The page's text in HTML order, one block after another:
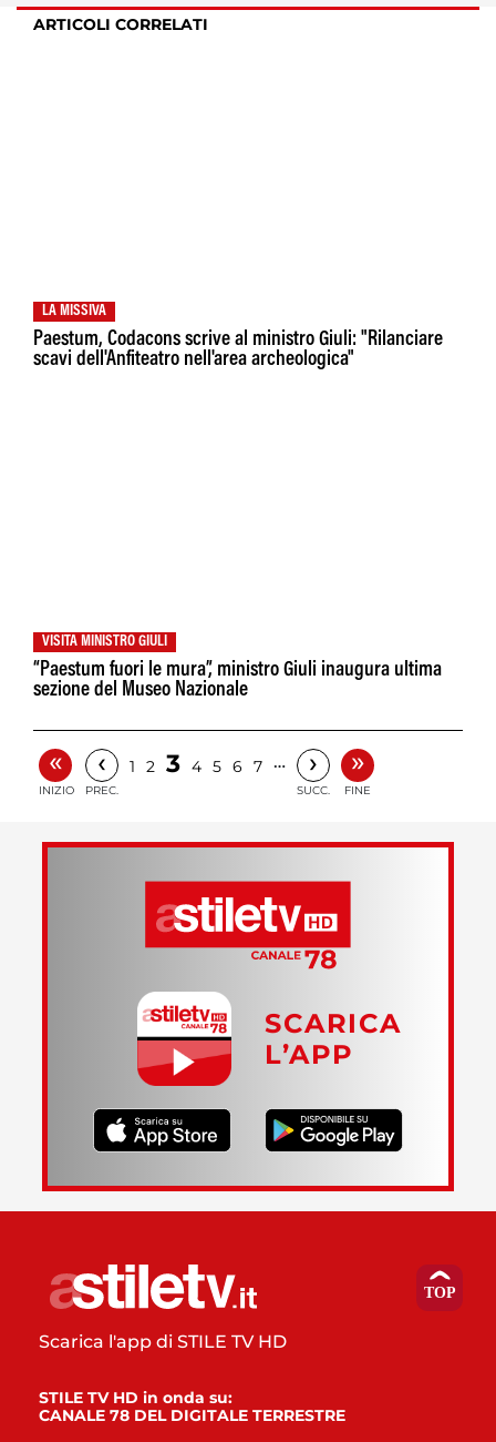
ARTICOLI CORRELATI
LA MISSIVA
Paestum, Codacons scrive al ministro Giuli: "Rilanciare
scavi dell'Anfiteatro nell'area archeologica"
VISITA MINISTRO GIULI
“Paestum fuori le mura”, ministro Giuli inaugura ultima
sezione del Museo Nazionale
«
INIZIO
‹
PREC.
1 2 3 4 5 6 7 … ›
SUCC.
»
FINE
SCARICA
L’APP
Scarica l'app di STILE TV HD
STILE TV HD in onda su:
CANALE 78 DEL DIGITALE TERRESTRE